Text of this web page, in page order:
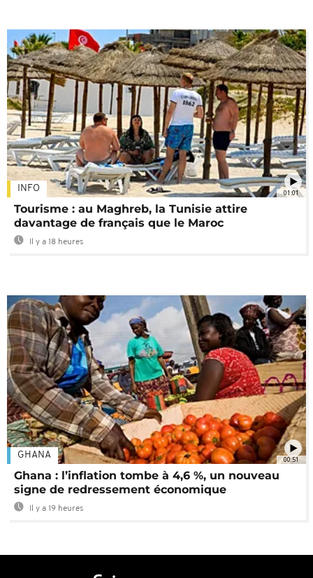
01:01
INFO
Tourisme : au Maghreb, la Tunisie attire
davantage de français que le Maroc
Il y a 18 heures
00:51
GHANA
Ghana : l’inflation tombe à 4,6 %, un nouveau
signe de redressement économique
Il y a 19 heures